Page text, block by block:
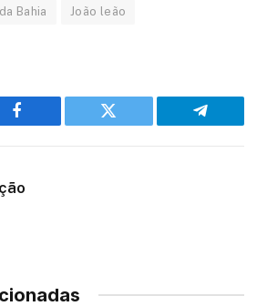
Bahia João leão
Facebook Twitter Telegram